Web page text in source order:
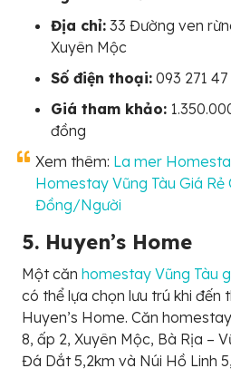
Địa chỉ: 33 Đường ven
Xuyên Mộc
Số điện thoại: 093 271 47
Giá tham khảo:
đồng
Xem thêm: La mer
Homestay Vũng Tàu Giá Rẻ
Đồng/Người
5. Huyen’s Home
Một căn homestay Vũng Tàu
có thể lựa chọn lưu trú khi đến
Huyen’s Home. Căn
8, ấp 2, Xuyên Mộc, Bà Rịa –
Đá Dắt 5,2km và Núi Hồ Linh